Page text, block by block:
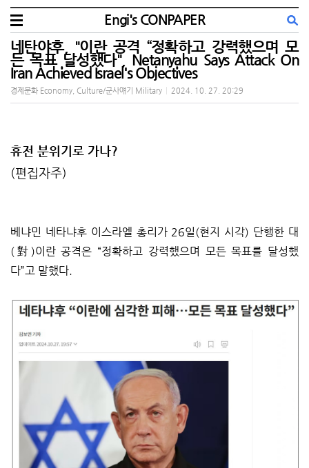
Engi's CONPAPER
네탄야후, "이란 공격 “정확하고 강력했으며 모
든 목표 달성했다", Netanyahu Says Attack On
Iran Achieved Israel's Objectives
경제문화 Economy, Culture/군사얘기 Military 2024. 10. 27. 20:29
휴전 분위기로 가나?
(편집자주)
베냐민 네타냐후 이스라엘 총리가 26일(현지 시각) 단행한 대
(對)이란 공격은 “정확하고 강력했으며 모든 목표를 달성했
다”고 말했다.